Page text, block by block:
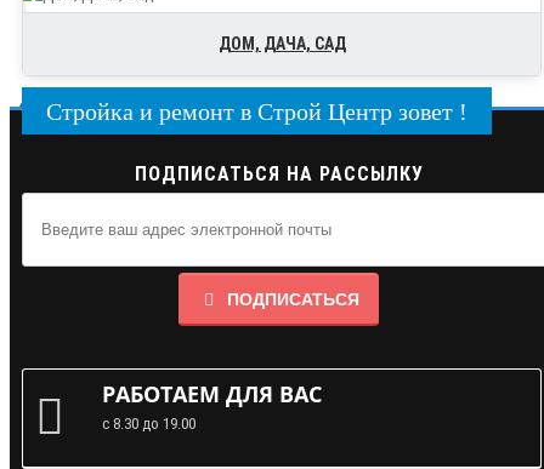
ДОМ, ДАЧА, САД
Стройка и ремонт в Строй Центр зовет !
ПОДПИСАТЬСЯ НА РАССЫЛКУ
ПОДПИСАТЬСЯ
РАБОТАЕМ ДЛЯ ВАС
с 8.30 до 19.00